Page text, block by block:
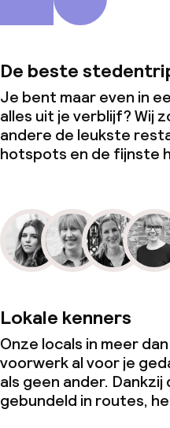
De beste
Je bent maar even in
alles uit je verblijf? Wij
andere de leukste
hotspots en de fijnste
Lokale kenners
Onze locals in meer
voorwerk al voor je
als geen ander.
gebundeld in routes,